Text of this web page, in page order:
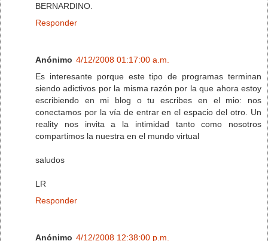
BERNARDINO.
Responder
Anónimo 4/12/2008 01:17:00 a.m.
Es interesante porque este tipo de programas terminan
siendo adictivos por la misma razón por la que ahora estoy
escribiendo en mi blog o tu escribes en el mio: nos
conectamos por la vía de entrar en el espacio del otro. Un
reality nos invita a la intimidad tanto como nosotros
compartimos la nuestra en el mundo virtual
saludos
LR
Responder
Anónimo 4/12/2008 12:38:00 p.m.